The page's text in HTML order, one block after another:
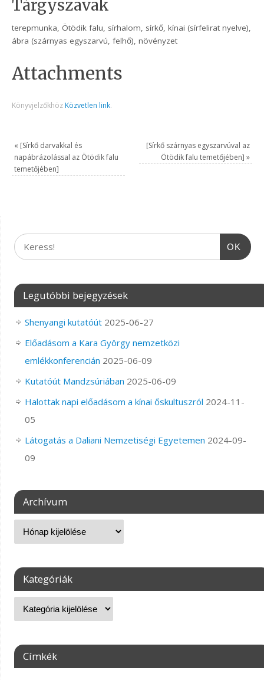
Tárgyszavak
terepmunka, Ötödik falu, sírhalom, sírkő, kínai (sírfelirat nyelve),
ábra (szárnyas egyszarvú, felhő), növényzet
Attachments
Könyvjelzőkhöz Közvetlen link.
« [Sírkő darvakkal és
napábrázolással az Ötödik falu
temetőjében]
[Sírkő szárnyas egyszarvúval az
Ötödik falu temetőjében] »
OK
Legutóbbi bejegyzések
Shenyangi kutatóút 2025-06-27
Előadásom a Kara György nemzetközi
emlékkonferencián 2025-06-09
Kutatóút Mandzsúriában 2025-06-09
Halottak napi előadásom a kínai őskultuszról 2024-11-
05
Látogatás a Daliani Nemzetiségi Egyetemen 2024-09-
09
Archívum
Kategóriák
Címkék